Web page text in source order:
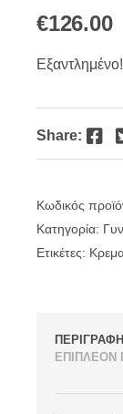
€126.00
Εξαντλημένο!
Share: Facebook
Κωδικός
Κατηγορία:
Ετικέτες:
ΠΕΡΙΓΡΑΦΗ
ΕΠΙΠΛΕΟΝ